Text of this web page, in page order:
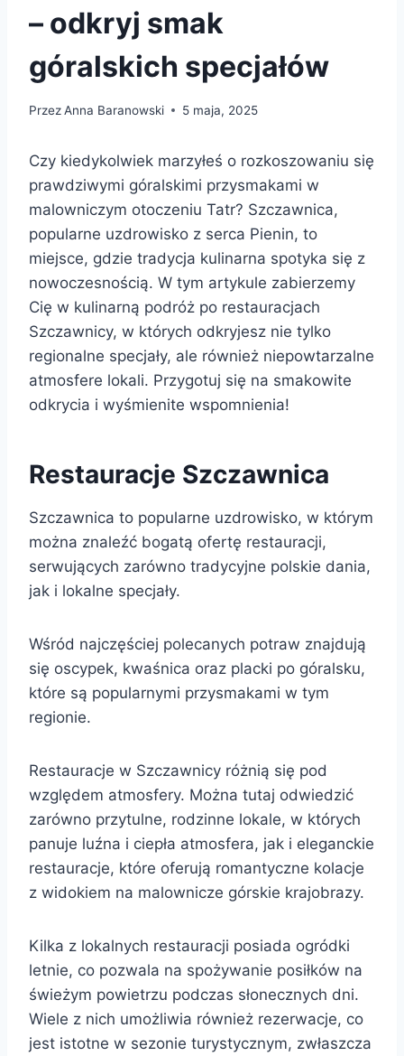
– odkryj smak
góralskich specjałów
PrzezAnna Baranowski 5 maja, 2025
Czy kiedykolwiek marzyłeś o rozkoszowaniu się
prawdziwymi góralskimi przysmakami w
malowniczym otoczeniu Tatr? Szczawnica,
popularne uzdrowisko z serca Pienin, to
miejsce, gdzie tradycja kulinarna spotyka się z
nowoczesnością. W tym artykule zabierzemy
Cię w kulinarną podróż po restauracjach
Szczawnicy, w których odkryjesz nie tylko
regionalne specjały, ale również niepowtarzalne
atmosfere lokali. Przygotuj się na smakowite
odkrycia i wyśmienite wspomnienia!
Restauracje Szczawnica
Szczawnica to popularne uzdrowisko, w którym
można znaleźć bogatą ofertę restauracji,
serwujących zarówno tradycyjne polskie dania,
jak i lokalne specjały.
Wśród najczęściej polecanych potraw znajdują
się oscypek, kwaśnica oraz placki po góralsku,
które są popularnymi przysmakami w tym
regionie.
Restauracje w Szczawnicy różnią się pod
względem atmosfery. Można tutaj odwiedzić
zarówno przytulne, rodzinne lokale, w których
panuje luźna i ciepła atmosfera, jak i eleganckie
restauracje, które oferują romantyczne kolacje
z widokiem na malownicze górskie krajobrazy.
Kilka z lokalnych restauracji posiada ogródki
letnie, co pozwala na spożywanie posiłków na
świeżym powietrzu podczas słonecznych dni.
Wiele z nich umożliwia również rezerwacje, co
jest istotne w sezonie turystycznym, zwłaszcza